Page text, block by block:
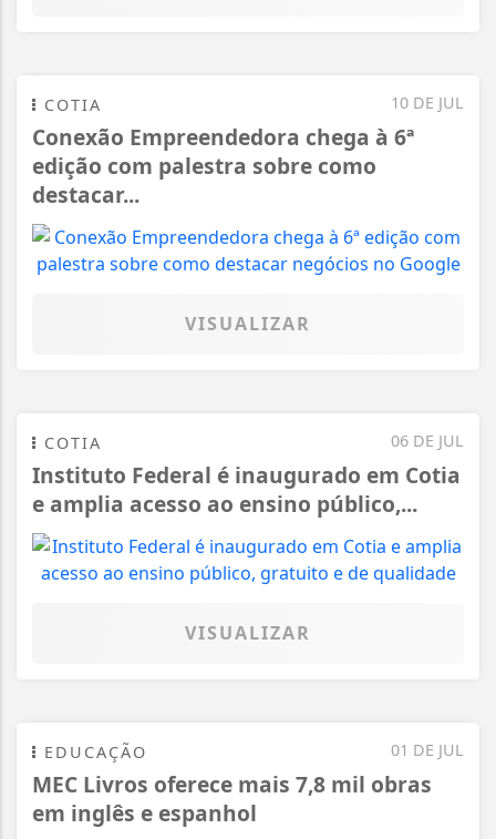
10 DE JUL
COTIA
Conexão Empreendedora chega à 6ª
edição com palestra sobre como
destacar...
VISUALIZAR
06 DE JUL
COTIA
Instituto Federal é inaugurado em Cotia
e amplia acesso ao ensino público,...
VISUALIZAR
01 DE JUL
EDUCAÇÃO
MEC Livros oferece mais 7,8 mil obras
em inglês e espanhol